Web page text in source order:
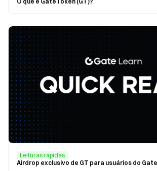
Leituras rápidas